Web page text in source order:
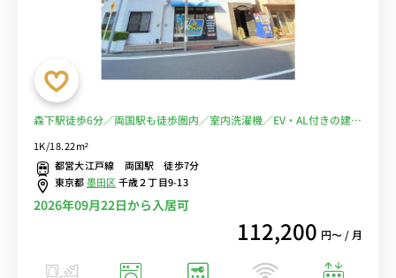
森下駅徒歩6分／両国駅も徒歩圏内／室内洗濯機／EV・AL付きの建物
／コンビニ至近■選べるWi-Fi格安レンタル中！
1K/18.22m²
都営大江戸線 両国駅 徒歩7分
東京都墨田区千歳２丁目9-13
2026年09月22日から入居可
112,200 円〜 / 月